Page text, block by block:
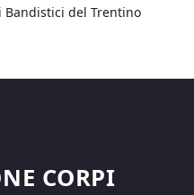
Bandistici del Trentino
CORPI